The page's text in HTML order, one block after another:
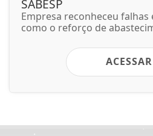
SABESP
Empresa reconheceu
como o reforço de
ACESSAR